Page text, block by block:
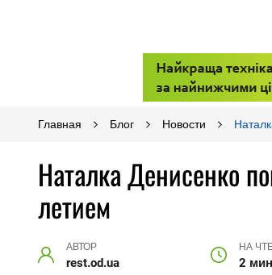
Главная Блог Новости
Наталка Денисенко
летием
АВТОР
rest.od.ua
НА
2 мин